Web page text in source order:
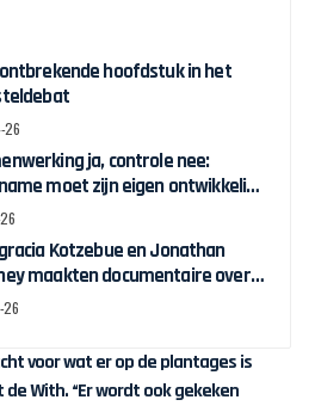
hoofdstuk in het
26
ja, controle nee:
moet zijn eigen ontwikkeling
Kotzebue en Jonathan
maakten documentaire over
pelgrimstocht naar Ghana
26
voor wat er op de plantages is
With. “Er wordt ook gekeken